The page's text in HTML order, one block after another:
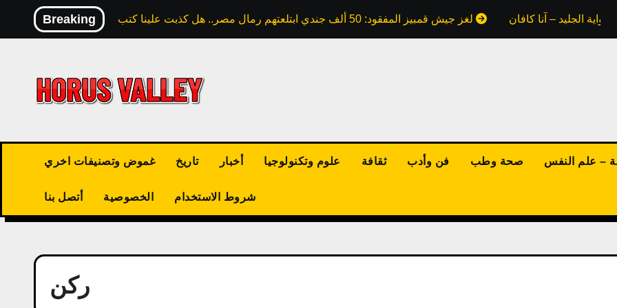
Breaking الجليد – آنا كافان لغز جيش قمبيز المفقود: 50 ألف جندي ابتلعتهم رمال مصر.. هل كذبت علينا كتب التاريخ؟
غموض وتصنيفات اخري تاريخ أخبار علوم وتكنولوجيا ثقافة فن وأدب صحة وطب – علم النفس
أتصل بنا الخصوصية شروط الاستخدام
ركن